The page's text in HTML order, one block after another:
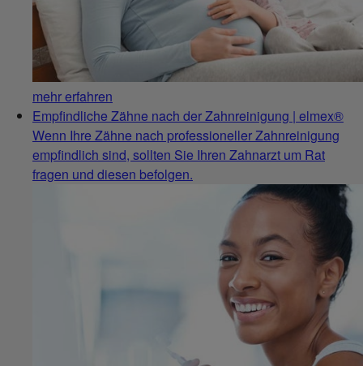
mehr erfahren
Empfindliche Zähne nach der Zahnreinigung | elmex®
Wenn Ihre Zähne nach professioneller Zahnreinigung
empfindlich sind, sollten Sie Ihren Zahnarzt um Rat
fragen und diesen befolgen.